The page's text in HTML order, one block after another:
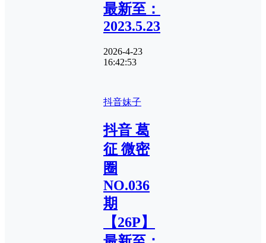
最新至：
2023.5.23
2026-4-23
16:42:53
抖音妹子
抖音 葛
征 微密
圈
NO.036
期
【26P】